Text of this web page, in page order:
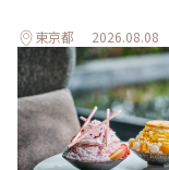
東京都 2026.08.08